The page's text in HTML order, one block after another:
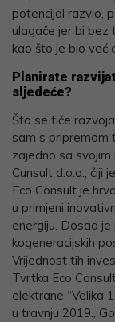
potencijal razvio,
ulagače jer bi
kao što je bio već
Planirate
sljedeće?
Što se tiče
sam s pripremom
zajedno sa
Cunsult d.o.o., čiji
Eco Consult je
u primjeni
energiju. Dosad
kogeneracijskih
Vrijednost tih
Tvrtka Eco
elektrane “Velika
u travnju 2019.,